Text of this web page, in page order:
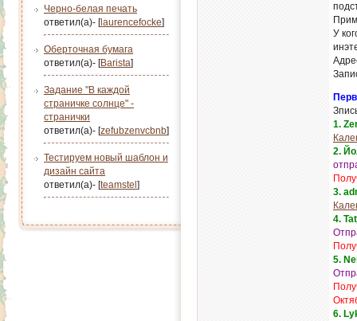
Черно-белая печать
ответил(а)- [laurencefocke]
Оберточная бумага
ответил(а)- [Barista]
Задание "В каждой
страничке солнце" -
странички
ответил(а)- [zefubzenvcbnb]
Тестируем новый шаблон и
дизайн сайта
ответил(а)- [teamstel ]
У
1.
2.
3.
4.
5.
6.